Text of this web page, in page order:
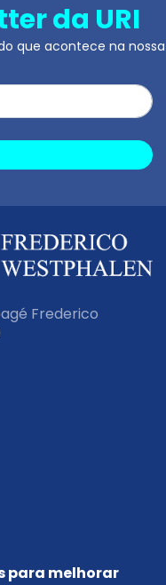
da URI
que acontece na nossa
Frederico
para melhorar